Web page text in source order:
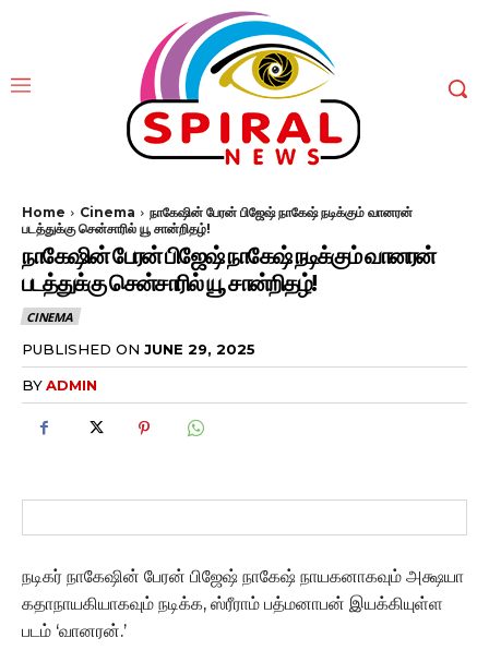
Home Cinema
நாகேஷின் பேரன் பிஜேஷ் நாகேஷ் நடிக்கும் வானரன்
படத்துக்கு சென்சாரில் யூ சான்றிதழ்!
நாகேஷின் பேரன் பிஜேஷ் நாகேஷ் நடிக்கும் வானரன்
படத்துக்கு சென்சாரில் யூ சான்றிதழ்!
CINEMA
PUBLISHED ON JUNE 29, 2025
BYADMIN
நடிகர் நாகேஷின் பேரன் பிஜேஷ் நாகேஷ் நாயகனாகவும் அக்ஷயா
கதாநாயகியாகவும் நடிக்க, ஸ்ரீராம் பத்மனாபன் இயக்கியுள்ள
படம் ‘வானரன்.’